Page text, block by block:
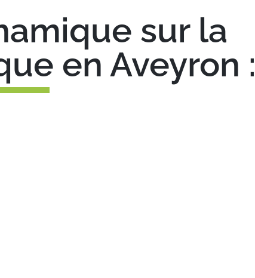
sur la
en Aveyron :